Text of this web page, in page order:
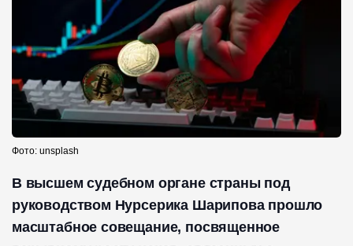
Фото: unsplash
В высшем судебном органе страны под
руководством Нурсерика Шарипова прошло
масштабное совещание, посвященное